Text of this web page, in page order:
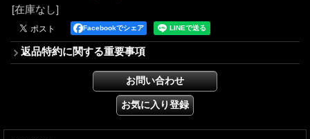
[在庫なし]
Facebookでシェア
返品特約に関する重要事項